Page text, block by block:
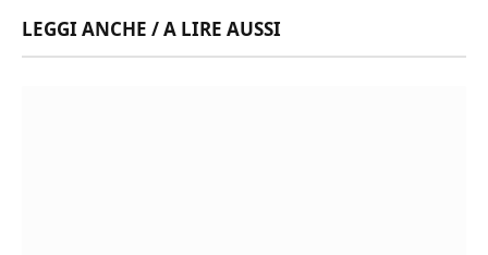
LEGGI ANCHE / A LIRE AUSSI